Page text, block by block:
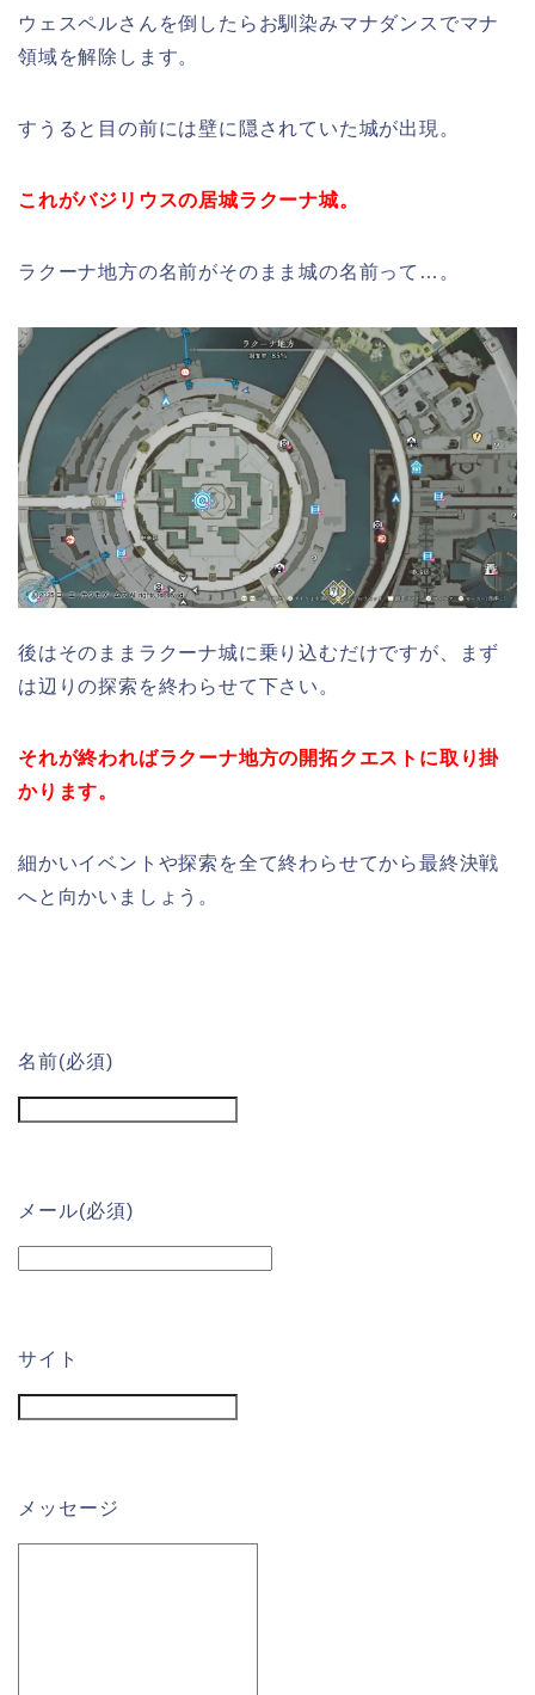
ウェスペルさんを倒したらお馴染みマナダンスでマナ
領域を解除します。
すうると目の前には壁に隠されていた城が出現。
これがバジリウスの居城ラクーナ城。
ラクーナ地方の名前がそのまま城の名前って…。
後はそのままラクーナ城に乗り込むだけですが、まず
は辺りの探索を終わらせて下さい。
それが終わればラクーナ地方の開拓クエストに取り掛
かります。
細かいイベントや探索を全て終わらせてから最終決戦
へと向かいましょう。
名前(必須)
メール(必須)
サイト
メッセージ